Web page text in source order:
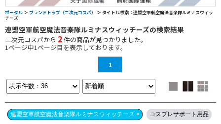
ポータル ＞ ブランドトップ（二次元コスパ）
＞ タイトル検索：連盟空軍航空魔法音楽隊ルミナスウィッ
チーズ
連盟空軍航空魔法音楽隊ルミナスウィッチーズの検索結果
二次元コスパから 2件の商品が見つかりました。
1ページ中1ページ目を表示しております。
1
連盟空軍航空魔法音楽隊ルミナスウィッチーズ × コスプレサポート用品